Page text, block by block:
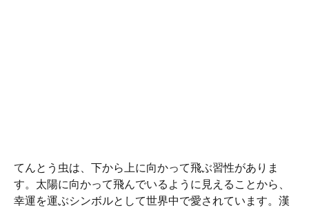
てんとう虫は、下から上に向かって飛ぶ習性がありま
す。太陽に向かって飛んでいるように見えることから、
幸運を運ぶシンボルとして世界中で愛されています。漢